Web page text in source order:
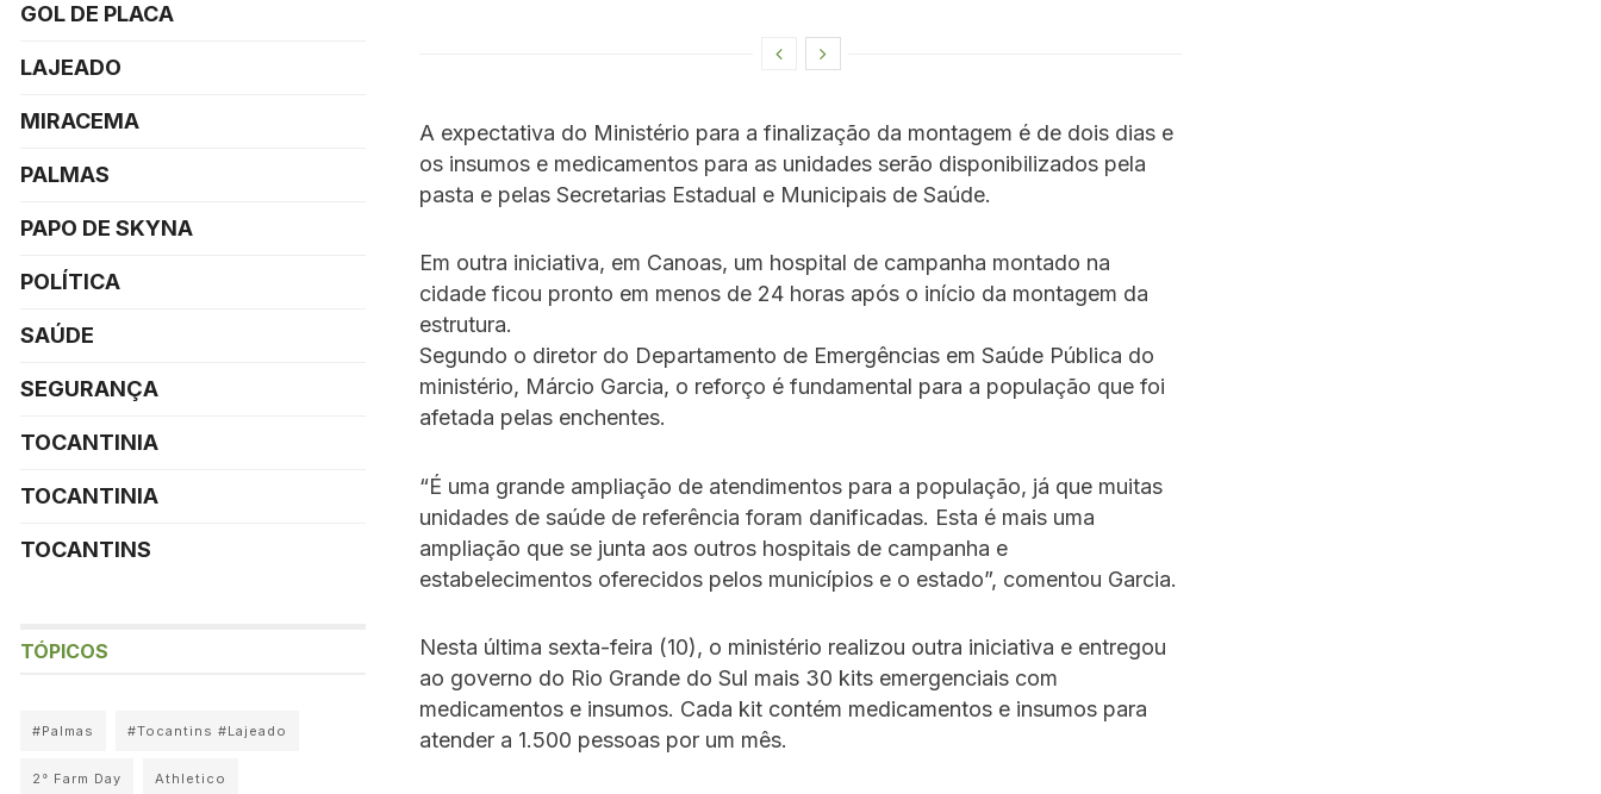
A expectativa do Ministério para a finalização da montagem é de dois dias e
os insumos e medicamentos para as unidades serão disponibilizados pela
pasta e pelas Secretarias Estadual e Municipais de Saúde.
Em outra iniciativa, em Canoas, um hospital de campanha montado na
cidade ficou pronto em menos de 24 horas após o início da montagem da
estrutura.
Segundo o diretor do Departamento de Emergências em Saúde Pública do
ministério, Márcio Garcia, o reforço é fundamental para a população que foi
afetada pelas enchentes.
“É uma grande ampliação de atendimentos para a população, já que muitas
unidades de saúde de referência foram danificadas. Esta é mais uma
ampliação que se junta aos outros hospitais de campanha e
estabelecimentos oferecidos pelos municípios e o estado”, comentou Garcia.
Nesta última sexta-feira (10), o ministério realizou outra iniciativa e entregou
ao governo do Rio Grande do Sul mais 30 kits emergenciais com
medicamentos e insumos. Cada kit contém medicamentos e insumos para
atender a 1.500 pessoas por um mês.
GOL DE PLACA
LAJEADO
MIRACEMA
PALMAS
PAPO DE SKYNA
POLÍTICA
SAÚDE
SEGURANÇA
TOCANTINIA
TOCANTINIA
TOCANTINS
TÓPICOS
#Palmas #Tocantins #Lajeado
2° Farm Day Athletico